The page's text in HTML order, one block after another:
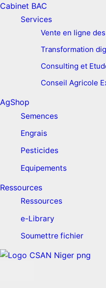
Cabinet BAC
Services
Vente en ligne
Transformation
Consulting et
Conseil Agricole
AgShop
Semences
Engrais
Pesticides
Equipements
Ressources
Ressources
e-Library
Soumettre fichier